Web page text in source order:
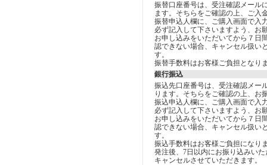
振替口座番号は、受注確認メール
ます。そちらをご確認の上、ご入
振替申込人欄に、ご購入画面で入
必ず記入して下さいますよう、お
お申し込みをいただいてから７日
認できない場合、キャンセル扱
す。
振替手数料はお客様ご負担となり
銀行振込
振込先口座番号は、受注確認メー
ります。そちらをご確認の上、お
振込申込人欄に、ご購入画面で入
必ず記入して下さいますよう、お
お申し込みをいただいてから７日
認できない場合、キャンセル扱
す。
振込手数料はお客様ご負担になり
発注後、7日以内にお振り込みい
キャンセルさせていただきます。